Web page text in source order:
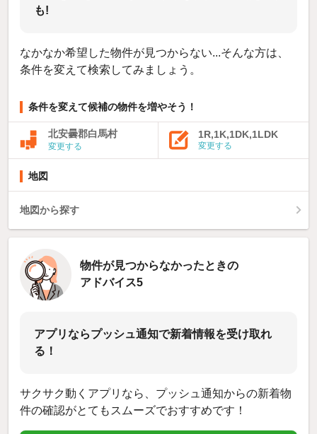
も!
なかなか希望した物件が見つからない...そんな方は、
条件を変えて検索してみましょう。
条件を変えて候補の物件を増やそう！
北安曇郡白馬村
変更する
1R,1K,1DK,1LDK
変更する
地図
地図から探す
物件が見つからなかったときの
アドバイス5
アプリならプッシュ通知で新着情報を受け取れ
る！
サクサク動くアプリなら、プッシュ通知からの新着物
件の確認がとてもスムーズでおすすめです！